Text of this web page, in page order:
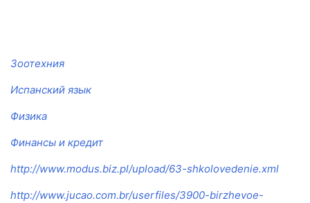
Зоотехния
Испанский язык
Физика
Финансы и кредит
http://www.modus.biz.pl/upload/63-shkolovedenie.xml
http://www.jucao.com.br/userfiles/3900-birzhevoe-